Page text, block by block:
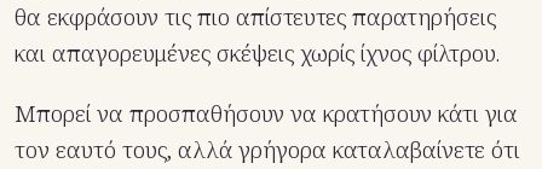
θα εκφράσουν τις πιο απίστευτες παρατηρήσεις
και απαγορευμένες σκέψεις χωρίς ίχνος φίλτρου.
Μπορεί να προσπαθήσουν να κρατήσουν κάτι για
τον εαυτό τους, αλλά γρήγορα καταλαβαίνετε ότι